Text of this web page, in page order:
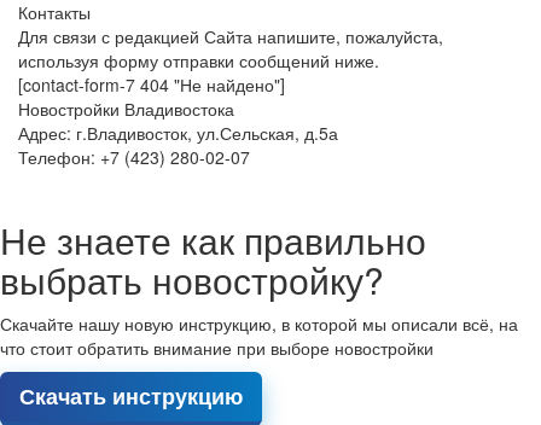
Контакты
Для связи с редакцией Сайта напишите, пожалуйста,
используя форму отправки сообщений ниже.
[contact-form-7 404 "Не найдено"]
Новостройки Владивостока
Адрес: г.Владивосток, ул.Сельская, д.5а
Телефон: +7 (423) 280-02-07
Не знаете как правильно
выбрать новостройку?
Скачайте нашу новую инструкцию, в которой мы описали всё, на
что стоит обратить внимание при выборе новостройки
Скачать инструкцию